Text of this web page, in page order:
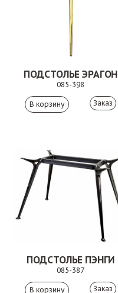
ПОДСТОЛЬЕ ЭРАГОН
085-398
Заказ
ПОДСТОЛЬЕ ПЭНГИ
085-387
Заказ